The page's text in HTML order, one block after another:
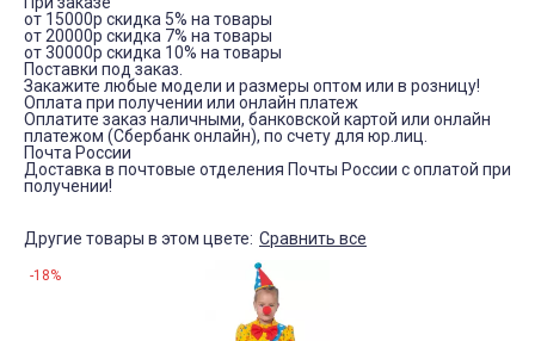
от 15000р скидка 5% на товары
от 20000р скидка 7% на товары
от 30000р скидка 10% на товары
Поставки под заказ.
Закажите любые модели и размеры оптом или в розницу!
Оплата при получении или онлайн платеж
Оплатите заказ наличными, банковской картой или онлайн
платежом (Сбербанк онлайн), по счету для юр.лиц.
Почта России
Доставка в почтовые отделения Почты России с оплатой при
получении!
Другие товары в этом цвете: Сравнить все
-18%